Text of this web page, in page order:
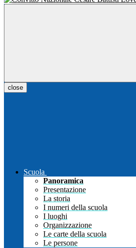
close
Scuola
Panoramica
Presentazione
La storia
I numeri della scuola
I luoghi
Organizzazione
Le carte della scuola
Le persone